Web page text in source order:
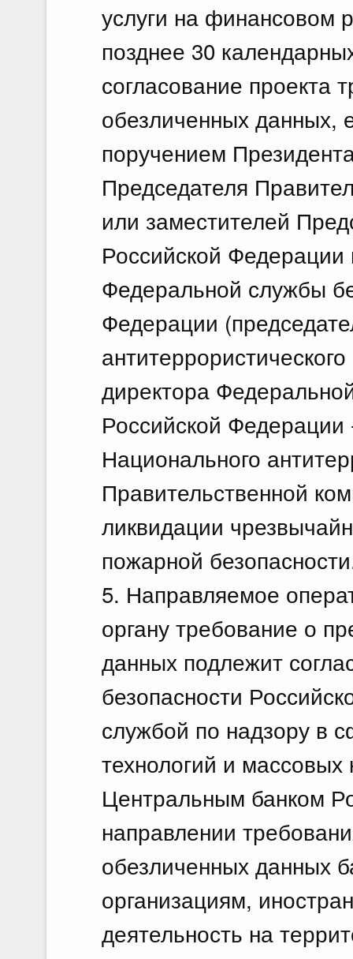
услуги на финансовом
позднее 30
согласование проекта
обезличенных данных,
поручением
Председателя
или заместителей
Российской
Федеральной службы
Федерации
директора
Российской Федерации
Национального
Правительственной
ликвидации
пожарной
5. Направляемое
органу требование о
данных подлежит
безопасности
службой по надзору в
технологий и
Центральным банком
направлении
обезличенных данных
организациям,
деятельность на